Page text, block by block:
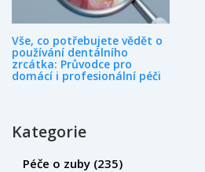
Vše, co potřebujete vědět o
používání dentálního
zrcátka: Průvodce pro
domácí i profesionální péči
Kategorie
Péče o zuby (235)